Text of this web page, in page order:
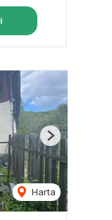
Harta
Next